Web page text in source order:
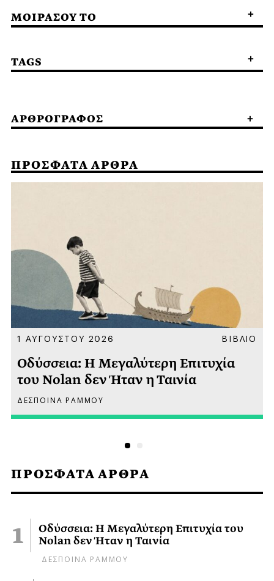
ΠΡΟΣΦΑΤΑ ΑΡΘΡΑ
Οδύσσεια: Η Μεγαλύτερη Επιτυχία του
Nolan δεν Ήταν η Ταινία
ΔΕΣΠΟΙΝΑ ΡΑΜΜΟΥ
ΜΟΙΡΑΣΟΥ ΤΟ
TAGS
ΑΡΘΡΟΓΡΑΦΟΣ
ΠΡΟΣΦΑΤΑ ΑΡΘΡΑ
1 ΑΥΓΟΥΣΤΟΥ 2026 ΒΙΒΛΙΟ
Οδύσσεια: Η Μεγαλύτερη Επιτυχία
του Nolan δεν Ήταν η Ταινία
ΔΕΣΠΟΙΝΑ ΡΑΜΜΟΥ